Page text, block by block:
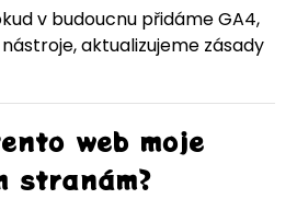
v budoucnu přidáme GA4,
aktualizujeme zásady
web moje
stranám?